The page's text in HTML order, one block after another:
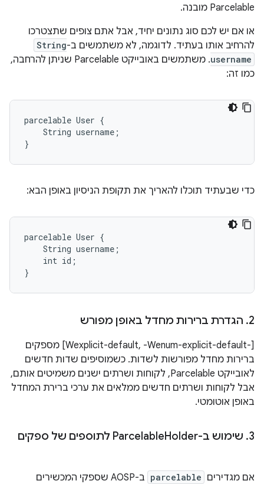
Parcelable מובנה.
או אם יש לכם סוג נתונים יחיד, אבל אתם צופים שתצטרכו
להרחיב אותו בעתיד. לדוגמה, לא משתמשים ב-String
username
. משתמשים באובייקט Parcelable שניתן להרחבה,
כמו זה:
parcelable User {
    String username;
כדי שבעתיד תוכלו להאריך את תקופת הניסיון באופן הבא:
parcelable User {
    String username;
    int id;
2
. הגדרת ברירות מחדל באופן מפורש
‫[-Wexplicit-default, -Wenum-explicit-default] מספקים
ברירות מחדל מפורשות לשדות. כשמוסיפים שדות חדשים
לאובייקט Parcelable, לקוחות ושרתים ישנים משמיטים אותם,
אבל לקוחות ושרתים חדשים ממלאים את ערכי ברירת המחדל
באופן אוטומטי.
3
. שימוש ב-ParcelableHolder לתוספים של ספקים
אם מגדירים parcelable
ב-AOSP שספקי המכשירים